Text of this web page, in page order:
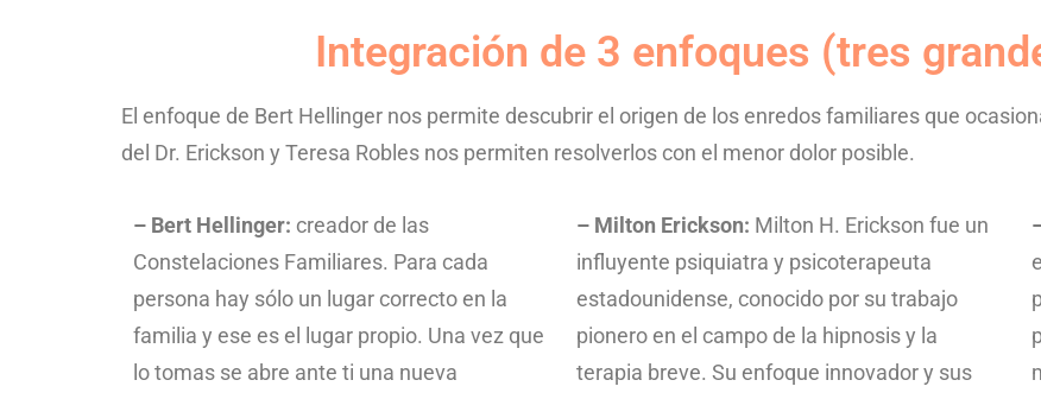
Integración de 3 enfoques (tres
El enfoque de Bert Hellinger nos permite descubrir el origen de los enredos familiares que
del Dr. Erickson y Teresa Robles nos permiten resolverlos con el menor dolor posible.
– Bert Hellinger: creador de las
Constelaciones Familiares. Para cada
persona hay sólo un lugar correcto en la
familia y ese es el lugar propio. Una vez que
lo tomas se abre ante ti una nueva
– Milton Erickson: Milton H. Erickson fue un
influyente psiquiatra y psicoterapeuta
estadounidense, conocido por su trabajo
pionero en el campo de la hipnosis y la
terapia breve. Su enfoque innovador y sus